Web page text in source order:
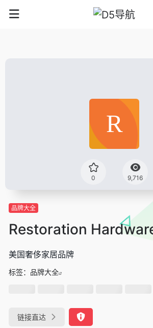
0 9,716
品牌大全
Restoration
美国奢侈家居品牌
标签： 品牌大全
链接直达